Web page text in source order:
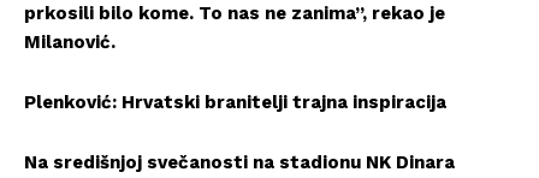
prkosili bilo kome. To nas ne zanima”, rekao je
Milanović.
Plenković: Hrvatski branitelji trajna inspiracija
Na središnjoj svečanosti na stadionu NK Dinara